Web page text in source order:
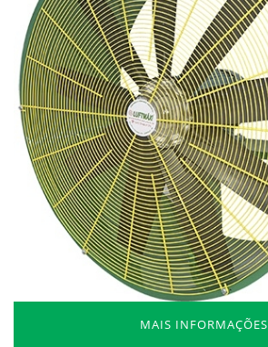
MAIS INFORMAÇÕES